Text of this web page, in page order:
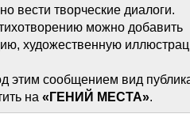
вести творческие диалоги.
можно добавить
художественную
этим сообщением вид
на «ГЕНИЙ МЕСТА».